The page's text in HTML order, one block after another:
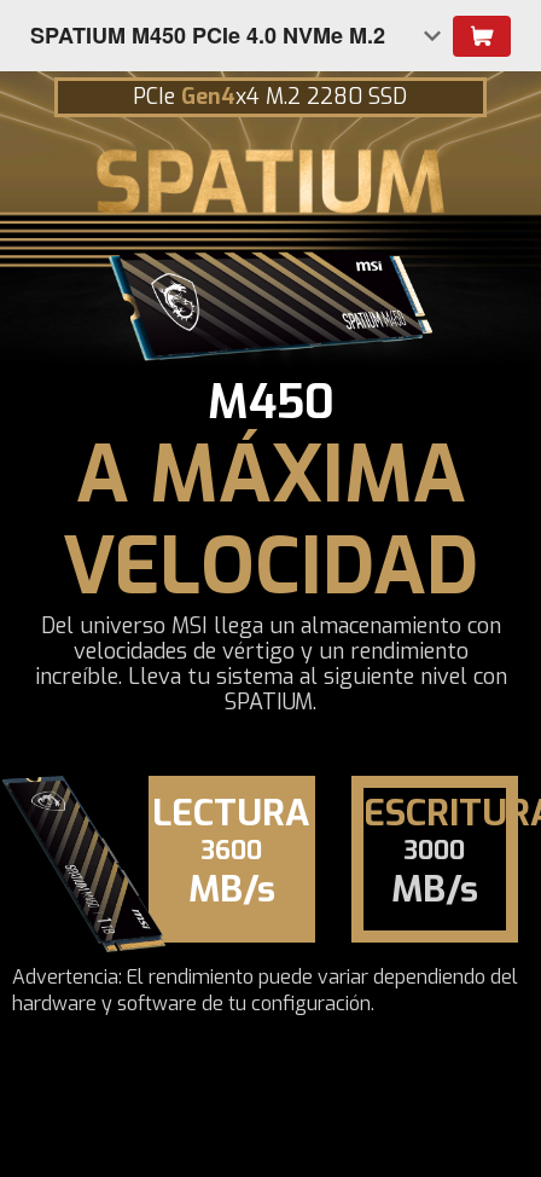
SPATIUM M450 PCIe 4.0 NVMe M.2
PCIe Gen4x4 M.2 2280 SSD
M450
A MÁXIMA
VELOCIDAD
Del universo MSI llega un almacenamiento con
velocidades de vértigo y un rendimiento
increíble. Lleva tu sistema al siguiente nivel con
SPATIUM.
LECTURA
3600
MB/s
3000
MB/s
Advertencia: El rendimiento puede variar dependiendo del
hardware y software de tu configuración.